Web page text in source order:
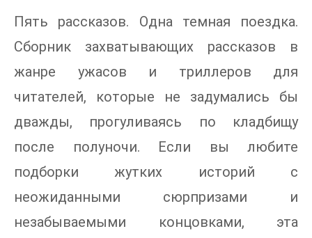
Пять рассказов. Одна темная поездка.
Сборник захватывающих рассказов в
жанре ужасов и триллеров для
читателей, которые не задумались бы
дважды, прогуливаясь по кладбищу
после полуночи. Если вы любите
подборки жутких историй с
неожиданными сюрпризами и
незабываемыми концовками, эта